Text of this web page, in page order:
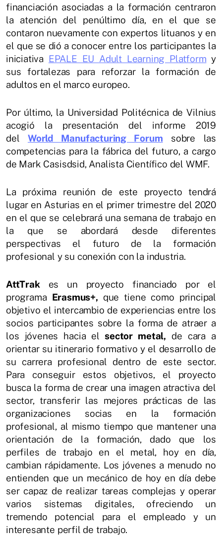
financiación asociadas a la formación centraron
la atención del penúltimo día, en el que se
contaron nuevamente con expertos lituanos y en
el que se dió a conocer entre los participantes la
iniciativa EPALE EU Adult Learning Platform y
sus fortalezas para reforzar la formación de
adultos en el marco europeo.
Por último, la Universidad Politécnica de Vilnius
acogió la presentación del informe 2019
del World Manufacturing Forum sobre las
competencias para la fábrica del futuro, a cargo
de Mark Casisdsid, Analista Científico del WMF.
La próxima reunión de este proyecto tendrá
lugar en Asturias en el primer trimestre del 2020
en el que se celebrará una semana de trabajo en
la que se abordará desde diferentes
perspectivas el futuro de la formación
profesional y su conexión con la industria.
AttTrakes un proyecto financiado por el
programa Erasmus+, que tiene como principal
objetivo el intercambio de experiencias entre los
socios participantes sobre la forma de atraer a
los jóvenes hacia el sector metal, de cara a
orientar su itinerario formativo y el desarrollo de
su carrera profesional dentro de este sector.
Para conseguir estos objetivos, el proyecto
busca la forma de crear una imagen atractiva del
sector, transferir las mejores prácticas de las
organizaciones socias en la formación
profesional, al mismo tiempo que mantener una
orientación de la formación, dado que los
perfiles de trabajo en el metal, hoy en día,
cambian rápidamente. Los jóvenes a menudo no
entienden que un mecánico de hoy en día debe
ser capaz de realizar tareas complejas y operar
varios sistemas digitales, ofreciendo un
tremendo potencial para el empleado y un
interesante perfil de trabajo.